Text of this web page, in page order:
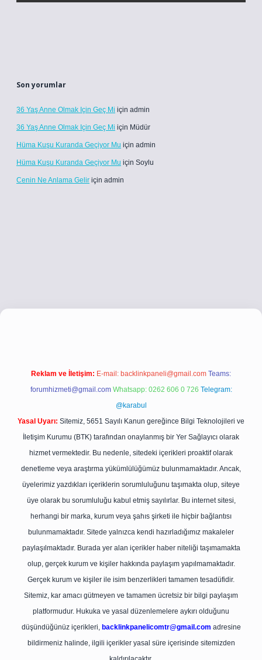
Son yorumlar
36 Yaş Anne Olmak Için Geç Mi için admin
36 Yaş Anne Olmak Için Geç Mi için Müdür
Hüma Kuşu Kuranda Geçiyor Mu için admin
Hüma Kuşu Kuranda Geçiyor Mu için Soylu
Cenin Ne Anlama Gelir için admin
betci girişbetci girişhiltonbet yeni giriş
Reklam ve İletişim: E-mail: backlinkpaneli@gmail.com Teams:
forumhizmeti@gmail.com Whatsapp: 0262 606 0 726 Telegram:
@karabul
Yasal Uyarı: Sitemiz, 5651 Sayılı Kanun gereğince Bilgi Teknolojileri ve
İletişim Kurumu (BTK) tarafından onaylanmış bir Yer Sağlayıcı olarak
hizmet vermektedir. Bu nedenle, sitedeki içerikleri proaktif olarak
denetleme veya araştırma yükümlülüğümüz bulunmamaktadır. Ancak,
üyelerimiz yazdıkları içeriklerin sorumluluğunu taşımakta olup, siteye
üye olarak bu sorumluluğu kabul etmiş sayılırlar. Bu internet sitesi,
herhangi bir marka, kurum veya şahıs şirketi ile hiçbir bağlantısı
bulunmamaktadır. Sitede yalnızca kendi hazırladığımız makaleler
paylaşılmaktadır. Burada yer alan içerikler haber niteliği taşımamakta
olup, gerçek kurum ve kişiler hakkında paylaşım yapılmamaktadır.
Gerçek kurum ve kişiler ile isim benzerlikleri tamamen tesadüfidir.
Sitemiz, kar amacı gütmeyen ve tamamen ücretsiz bir bilgi paylaşım
platformudur. Hukuka ve yasal düzenlemelere aykırı olduğunu
düşündüğünüz içerikleri, backlinkpanelicomtr@gmail.com adresine
bildirmeniz halinde, ilgili içerikler yasal süre içerisinde sitemizden